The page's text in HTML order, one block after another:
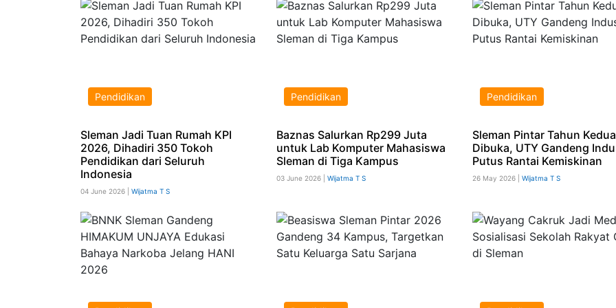
Pendidikan
Sleman Jadi Tuan Rumah KPI
2026, Dihadiri 350 Tokoh
Pendidikan dari Seluruh
Indonesia
04 June 2026 | Wijatma T S
Pendidikan
Baznas Salurkan Rp299 Juta
untuk Lab Komputer Mahasiswa
Sleman di Tiga Kampus
03 June 2026 | Wijatma T S
Pendidikan
Sleman Pintar Tahun Kedua
Dibuka, UTY Gandeng
Putus Rantai Kemiskinan
26 May 2026 | Wijatma T S